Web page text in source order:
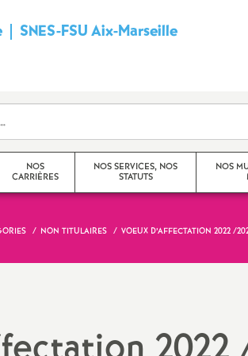
SNES-FSU Aix-MarseilleS
d
i
c
t
NOS
CARRIÈRES
NOS SERVICES, NOS
STATUTS
NOS
NON TITULAIRES VOEUX D’AFFECTATION 2022 /